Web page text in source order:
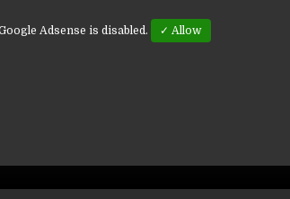
Adsense is disabled. ✓ Allow